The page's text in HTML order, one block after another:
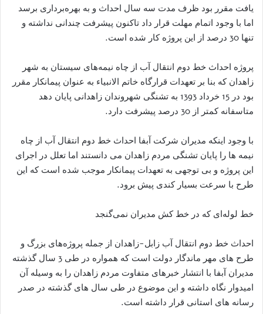
یافت مقرر بود ظرف مدت سه سال احداث و به بهره‌برداری برسد
اما با وجود اتمام مهلت قرار داد تاکنون پیشرفت چندانی نداشته و
تنها 30 درصد از این پروژه کار شده است.
پروژه احداث خط دوم انتقال آب از چاه نیمه‌های سیستان به شهر
زاهدان که بنا بر تعهدات قرارگاه خاتم الانبیاء به عنوان پیمانکار مقرر
بود در 15 خرداد 1393 به تشنگی شهروندان زاهدانی پایان دهد
متاسفانه کمتر از 30 درصد پیشرفت دارد.
با وجود اینکه مدیران شرکت آبفا احداث خط دوم انتقال آب از چاه
نیمه ها را پایان تشنگی مردم زاهدان می دانستند اما تعلل در اجرای
این پروژه و بی توجهی به تعهدات پیمانکار موجب شده است که این
طرح با سرعت بسیار کندی پیش برود.
خط لوله‌ای که در خط کش مدیران نمی‌گنجد
احداث خط دوم انتقال آب زابل-زاهدان از جمله پروژه‌های بزرگ و
طرح های مهر ماندگار دولت است که همواره در طی 3 سال گذشته
مدیران آبفا با انتشار خبرهای متفاوت مردم زاهدان را به وسیله آن
امیدوار نگاه داشته و این موضوع در طی سال های گذشته در صدر
رسانه های استانی قرار داشته است.